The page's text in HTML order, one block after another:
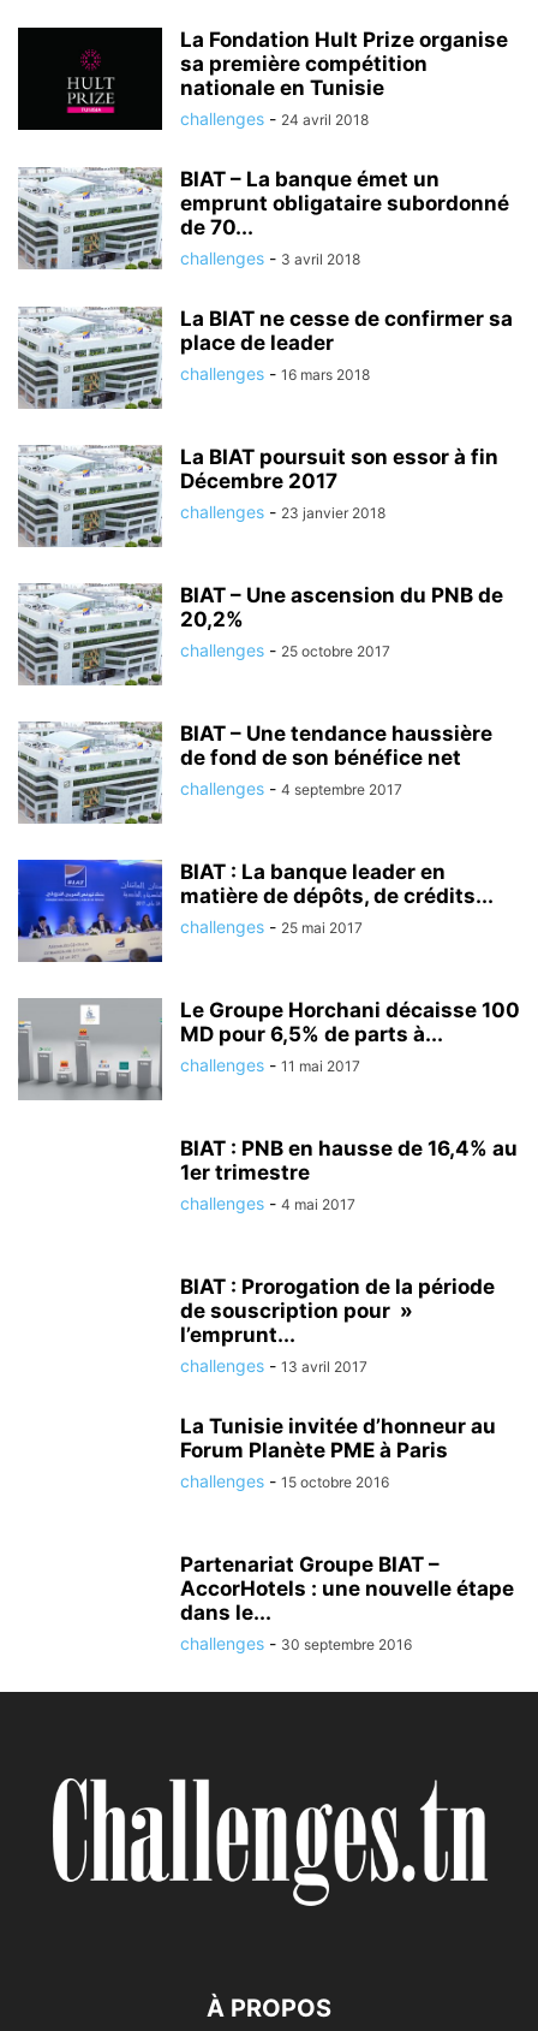
La Fondation Hult Prize organise
sa première compétition
nationale en Tunisie
challenges - 24 avril 2018
BIAT – La banque émet un
emprunt obligataire subordonné
de 70...
challenges - 3 avril 2018
La BIAT ne cesse de confirmer sa
place de leader
challenges - 16 mars 2018
La BIAT poursuit son essor à fin
Décembre 2017
challenges - 23 janvier 2018
BIAT – Une ascension du PNB de
20,2%
challenges - 25 octobre 2017
BIAT – Une tendance haussière
de fond de son bénéfice net
challenges - 4 septembre 2017
BIAT : La banque leader en
matière de dépôts, de crédits...
challenges - 25 mai 2017
Le Groupe Horchani décaisse 100
MD pour 6,5% de parts à...
challenges - 11 mai 2017
BIAT : PNB en hausse de 16,4% au
1er trimestre
challenges - 4 mai 2017
BIAT : Prorogation de la période
de souscription pour »
l’emprunt...
challenges - 13 avril 2017
La Tunisie invitée d’honneur au
Forum Planète PME à Paris
challenges - 15 octobre 2016
Partenariat Groupe BIAT –
AccorHotels : une nouvelle étape
dans le...
challenges - 30 septembre 2016
À PROPOS